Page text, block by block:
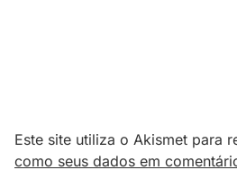
Este site utiliza o Akismet para
como seus dados em